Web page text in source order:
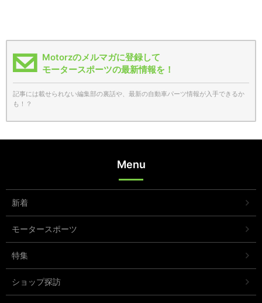
Motorzのメルマガに登録して
モータースポーツの最新情報を！
記事には載せられない編集部の裏話や、最新の自動車パーツ情報が入手できるか
も！？
Menu
新着
モータースポーツ
特集
ショップ探訪